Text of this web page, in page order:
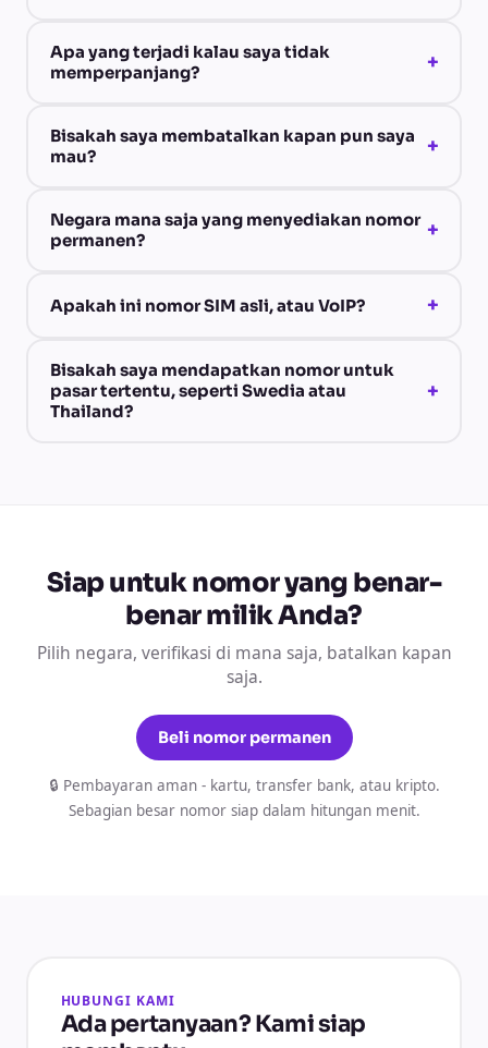
Apa yang terjadi kalau saya tidak
memperpanjang?
+
Bisakah saya membatalkan kapan pun saya
mau?
+
Negara mana saja yang menyediakan nomor
permanen?
+
Apakah ini nomor SIM asli, atau VoIP? +
Bisakah saya mendapatkan nomor untuk
pasar tertentu, seperti Swedia atau
Thailand?
+
Siap untuk nomor yang benar-
benar milik Anda?
Pilih negara, verifikasi di mana saja, batalkan kapan
saja.
Beli nomor permanen
🔒 Pembayaran aman - kartu, transfer bank, atau kripto.
Sebagian besar nomor siap dalam hitungan menit.
HUBUNGI KAMI
Ada pertanyaan? Kami siap